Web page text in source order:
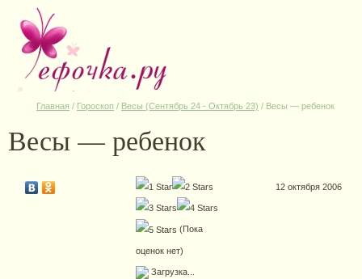
Главная / Гороскоп / Весы (Сентябрь 24 - Октябрь 23) / Весы — ребенок
Весы — ребенок
(Пока
оценок нет)
Загрузка...
12 октября 2006